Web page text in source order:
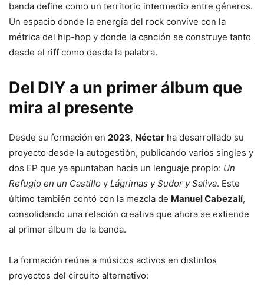
banda define como un territorio intermedio entre géneros.
Un espacio donde la energía del rock convive con la
métrica del hip-hop y donde la canción se construye tanto
desde el riff como desde la palabra.
Del DIY a un primer álbum que
mira al presente
Desde su formación en 2023, Néctar ha desarrollado su
proyecto desde la autogestión, publicando varios singles y
dos EP que ya apuntaban hacia un lenguaje propio: Un
Refugio en un Castillo y Lágrimas y Sudor y Saliva. Este
último también contó con la mezcla de Manuel Cabezalí,
consolidando una relación creativa que ahora se extiende
al primer álbum de la banda.
La formación reúne a músicos activos en distintos
proyectos del circuito alternativo: